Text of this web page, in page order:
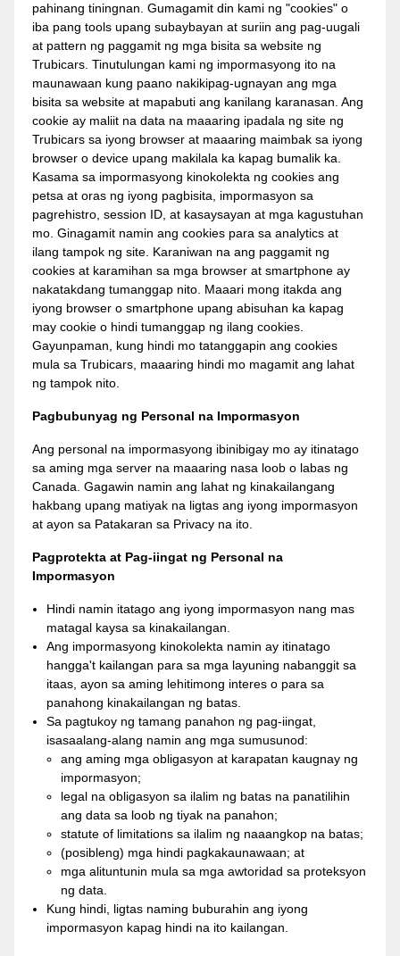
pahinang tiningnan. Gumagamit din kami ng "cookies" o
iba pang tools upang subaybayan at suriin ang pag-uugali
at pattern ng paggamit ng mga bisita sa website ng
Trubicars. Tinutulungan kami ng impormasyong ito na
maunawaan kung paano nakikipag-ugnayan ang mga
bisita sa website at mapabuti ang kanilang karanasan. Ang
cookie ay maliit na data na maaaring ipadala ng site ng
Trubicars sa iyong browser at maaaring maimbak sa iyong
browser o device upang makilala ka kapag bumalik ka.
Kasama sa impormasyong kinokolekta ng cookies ang
petsa at oras ng iyong pagbisita, impormasyon sa
pagrehistro, session ID, at kasaysayan at mga kagustuhan
mo. Ginagamit namin ang cookies para sa analytics at
ilang tampok ng site. Karaniwan na ang paggamit ng
cookies at karamihan sa mga browser at smartphone ay
nakatakdang tumanggap nito. Maaari mong itakda ang
iyong browser o smartphone upang abisuhan ka kapag
may cookie o hindi tumanggap ng ilang cookies.
Gayunpaman, kung hindi mo tatanggapin ang cookies
mula sa Trubicars, maaaring hindi mo magamit ang lahat
ng tampok nito.
Pagbubunyag ng Personal na Impormasyon
Ang personal na impormasyong ibinibigay mo ay itinatago
sa aming mga server na maaaring nasa loob o labas ng
Canada. Gagawin namin ang lahat ng kinakailangang
hakbang upang matiyak na ligtas ang iyong impormasyon
at ayon sa Patakaran sa Privacy na ito.
Pagprotekta at Pag-iingat ng Personal na
Impormasyon
Hindi namin itatago ang iyong impormasyon nang mas
matagal kaysa sa kinakailangan.
Ang impormasyong kinokolekta namin ay itinatago
hangga't kailangan para sa mga layuning nabanggit sa
itaas, ayon sa aming lehitimong interes o para sa
panahong kinakailangan ng batas.
Sa pagtukoy ng tamang panahon ng pag-iingat,
isasaalang-alang namin ang mga sumusunod:
ang aming mga obligasyon at karapatan kaugnay ng
impormasyon;
legal na obligasyon sa ilalim ng batas na panatilihin
ang data sa loob ng tiyak na panahon;
statute of limitations sa ilalim ng naaangkop na batas;
(posibleng) mga hindi pagkakaunawaan; at
mga alituntunin mula sa mga awtoridad sa proteksyon
ng data.
Kung hindi, ligtas naming buburahin ang iyong
impormasyon kapag hindi na ito kailangan.